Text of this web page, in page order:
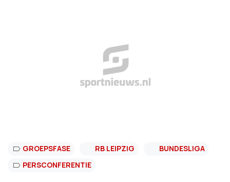
GROEPSFASE RB LEIPZIG
BUNDESLIGA
PERSCONFERENTIE